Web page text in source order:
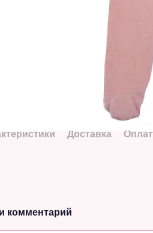
Доставка
комментарий